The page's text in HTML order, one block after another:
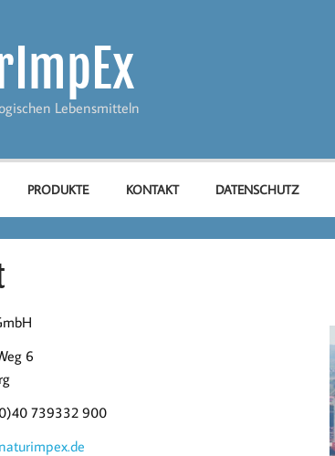
Lebensmitteln
PRODUKTE KONTAKT DATENSCHUTZ
6
739332 900